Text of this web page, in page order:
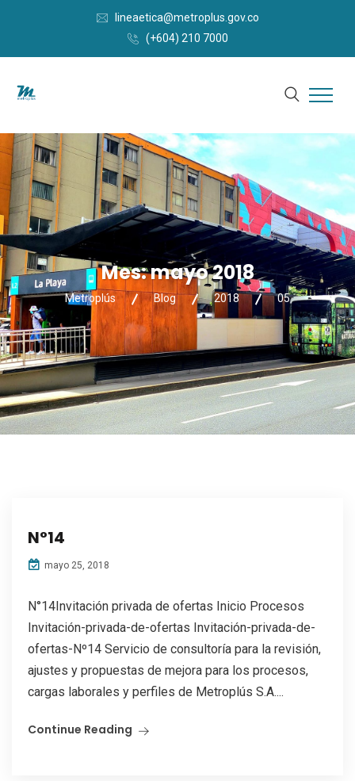
lineaetica@metroplus.gov.co
(+604) 210 7000
Mes:mayo 2018
Metroplús Blog 2018 05
N°14
mayo 25, 2018
N°14Invitación privada de ofertas Inicio Procesos
Invitación-privada-de-ofertas Invitación-privada-de-
ofertas-Nº14 Servicio de consultoría para la revisión,
ajustes y propuestas de mejora para los procesos,
cargas laborales y perfiles de Metroplús S.A....
Continue Reading